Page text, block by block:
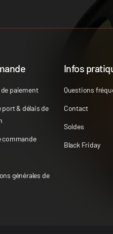
de paiement
port & délais de
commande
générales de
Infos
Questions
Contact
Soldes
Black Friday